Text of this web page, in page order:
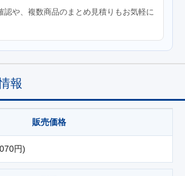
認や、複数商品のまとめ見積りもお気軽に
報
販売価格
円)